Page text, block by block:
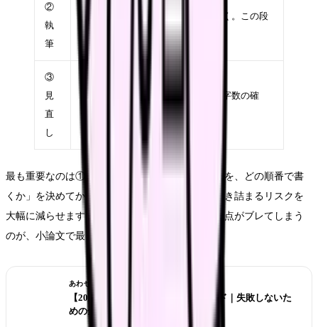
②
執
筆
分
構成メモに沿って一気に書く。この段
階では完璧を求めない
③
見
直
し
誤字脱字、論理の飛躍、文字数の確
認。修正は最小限に
最も重要なのは①の構想の時間です。ここで「何を、どの順番で書
くか」を決めてから書き始めることで、途中で行き詰まるリスクを
大幅に減らせます。いきなり書き始めて途中で論点がブレてしまう
のが、小論文で最もよくある失敗パターンです。
あわせて読みたい
【2026年版】看護師転職の完全ガイド｜失敗しないた
めの全知識